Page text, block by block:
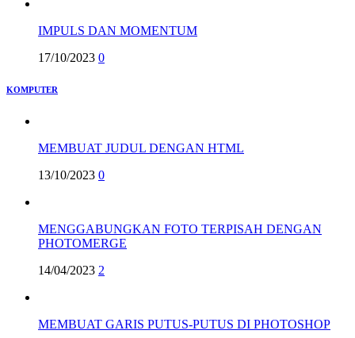
IMPULS DAN MOMENTUM
17/10/2023 0
KOMPUTER
MEMBUAT JUDUL DENGAN HTML
13/10/2023 0
MENGGABUNGKAN FOTO TERPISAH DENGAN
PHOTOMERGE
14/04/2023 2
MEMBUAT GARIS PUTUS-PUTUS DI PHOTOSHOP